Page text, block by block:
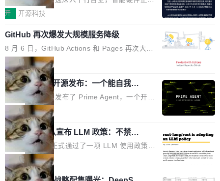
度宣传的。」 这才是真正的痛点。不是所有论文
都有问题，是最吸引眼球的那批论文最有问题。
他引用的帖子来自 Mathew Shen，一位 ICLR 2
026 的读者：「看了篇 ...
认为现代 AI 领域最重要的三个开源项目。 第一
理由很具体。FA 系列不需要解释，但 FA2 是他
认为最重要的一个——复杂度恰到好处，刚好能
驱动你去学 CuTe，但还没被那些"邪恶的" Hopp
er++ 优化所淹没，足够容易修改和适配。 更关
键的是 FA2 的持久性...
单点设备迈向智能化、网联化、协同化发展。作
鸿蒙通过统一技术底座和分布式能力，为不同类
型智能设备的开发、连接与互联提供关键支撑，
也为产业链企业探索产品创新与商业增长打开新
的空间。 8月14日，开源鸿蒙智能硬件开发者日
（OHDD：OpenHarmony Hardware Develope
r Day）将在杭州启航。活动面向智能硬件产业
链企业和开发者，邀请行业专家与资深技术顾
问，围绕开源鸿蒙技术能力、设备适配、芯片适
配、功耗与稳定性调优、兼容性测评及统一互联
等内容展开系统讲解和实战交流，帮助企业进一
步了解开源鸿蒙在智能...
开 开源科技
GitHub 再次爆发大规模服务降级
8 月 6 日，GitHub Actions 和 Pages 再次大规
模服务降级，Actions 完全不可用超过 5 小时，
webhook 停发，连自托管 runner 也因调度层故
障无法工作。Pages、Copilot code review、C
opilot coding agent 全部受影响。从检测到完全
恢复，大约 12 小时。 这是 2026 年 8 月的第六
起事故，其中四起与 AI/Copilot 服务相关。 Git
Hub 员工 kdaigle 在 HN 讨论中贴出了一组数
据：2025 年全年 10 亿次 commit。现在，每周
2.75 亿次，全年预计 140 亿次。GitHub...
局
Prime Agent 开源发布：一个能自我改
进的编程 Agent，ARC-AGI 3 超越人类
专家基线
Prime Intellect 发布了 Prime Agent，一个开源
的编程 Agent Harness，核心设计围绕两个抽
象：Recursive Language Model（RLM）和 C
ontinual Harness。在 ARC-AGI 3 基准测试
上，Prime Agent + Opus 5 的组合达到了 95.
5% RHAE Best@1，超过了 ARC 报告的人类专
家基线 95.4%。 不是又一个 coding agent 包装
局
Rust 项目团队宣布 LLM 政策：不禁
止，但你要承认哪些代码不是你写的
Rust 语言项目正式通过了一项 LLM 使用政策，
覆盖 rust-lang/rust 单一仓库的代码贡献。这不
是项目级别的官方立场，目前由五个团队采纳，
局